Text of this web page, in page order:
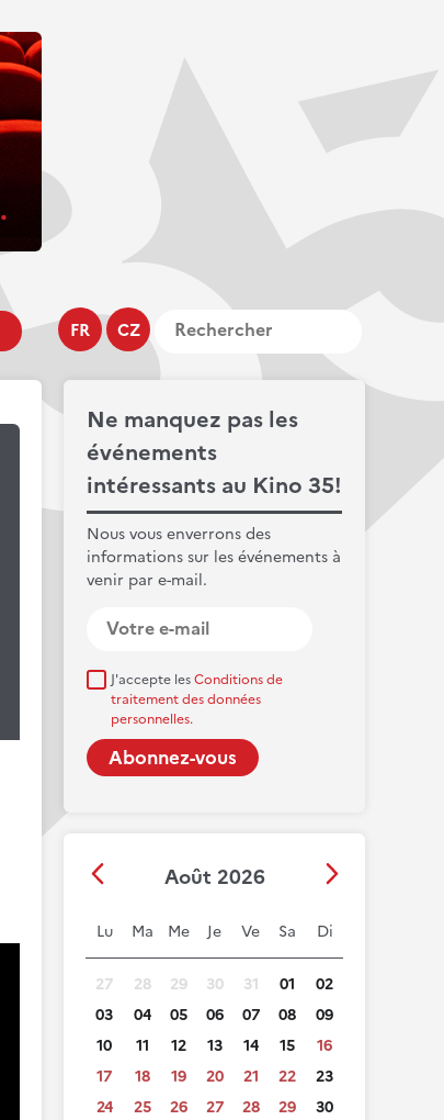
FR CZ
Ne manquez pas les
événements
intéressants au Kino 35!
Nous vous enverrons des
informations sur les événements à
venir par e-mail.
J'accepte lesConditions de
traitement des données
personnelles.
Août 2026
Lu Ma Me Je Ve Sa Di
27 28 29 30 31 01
02
03
04 05 06 07 08
09
10
11 12 13 14 15
16
17
18 19 20 21 22
23
24
25 26 27 28 29
30